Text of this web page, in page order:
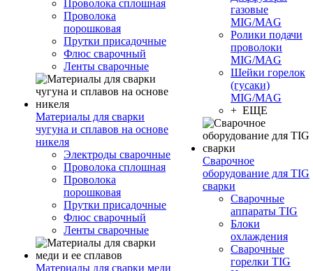
Проволока сплошная
Проволока
порошковая
Прутки присадочные
Флюс сварочный
Ленты сварочные
Материалы для сварки
чугуна и сплавов на основе
никеля
Электроды сварочные
Проволока сплошная
Проволока
порошковая
Прутки присадочные
Флюс сварочный
Ленты сварочные
Материалы для сварки меди
газовые
MIG/MAG
Ролики подачи
проволоки
MIG/MAG
Шейки горелок
(гусаки)
MIG/MAG
+ ЕЩЕ
Сварочное
оборудование для TIG
сварки
Сварочные
аппараты TIG
Блоки
охлаждения
Сварочные
горелки TIG